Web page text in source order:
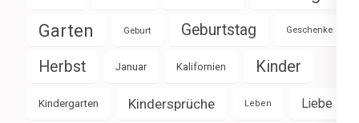
Garten Geburt Geburtstag Geschenke
Herbst Januar Kalifornien Kinder
Kindergarten Kindersprüche Leben Liebe